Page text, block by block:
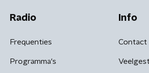
Radio
Frequenties
Programma's
Info
Contact